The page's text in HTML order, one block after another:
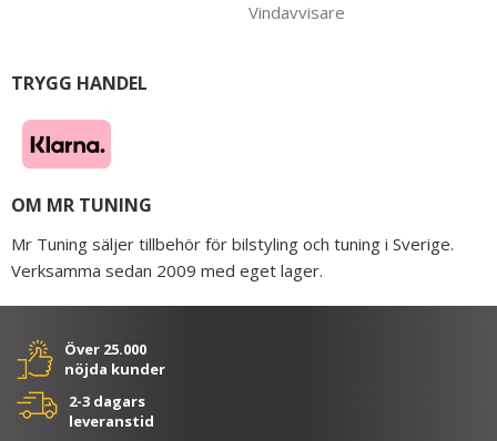
Vindavvisare
TRYGG HANDEL
OM MR TUNING
Mr Tuning säljer tillbehör för bilstyling och tuning i Sverige.
Verksamma sedan 2009 med eget lager.
Över 25.000
nöjda kunder
2-3 dagars
leveranstid